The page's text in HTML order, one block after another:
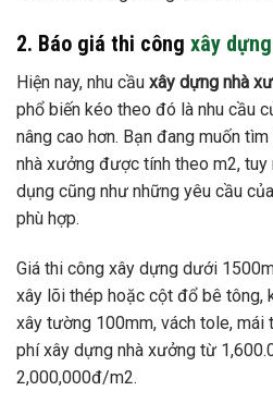
2. Báo giá thi công xây
Hiện nay, nhu cầu xây dựng nhà
phổ biến kéo theo đó là nhu cầu
nâng cao hơn. Bạn đang muốn
nhà xưởng được tính theo m2,
dụng cũng như những yêu cầu
phù hợp.
Giá thi công xây dựng dưới
xây lõi thép hoặc cột đổ bê tông,
xây tường 100mm, vách tole,
phí xây dựng nhà xưởng từ
2,000,000đ/m2.